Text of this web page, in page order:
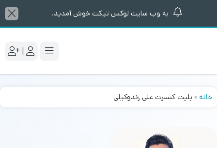
به وب سایت لوکس تیکت خوش آمدید.
|
خانه » بلیت کنسرت علی زندوکیلی